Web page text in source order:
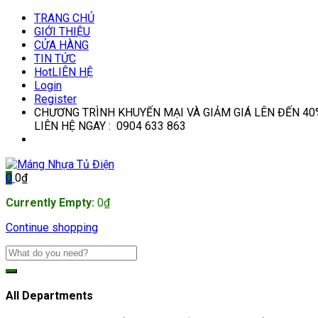
TRANG CHỦ
GIỚI THIỆU
CỬA HÀNG
TIN TỨC
HotLIÊN HỆ
Login
Register
CHƯƠNG TRÌNH KHUYẾN MẠI VÀ GIẢM GIÁ LÊN ĐẾN
LIÊN HỆ NGAY : 0904 633 863
0 0₫
Currently Empty: 0₫
Continue shopping
All Departments